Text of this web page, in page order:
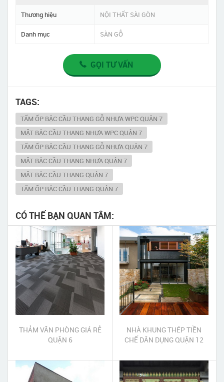
Thương hiệu NỘI THẤT SÀI GÒN
Danh mục SÀN GỖ
GỌI TƯ VẤN
TAGS:
TẤM ỐP BẬC CẦU THANG GỖ NHỰA WPC QUẬN 7
MẶT BẬC CẦU THANG NHỰA WPC QUẬN 7
TẤM ỐP BẬC CẦU THANG GỖ NHỰA QUẬN 7
MẶT BẬC CẦU THANG NHỰA QUẬN 7
MẶT BẬC CẦU THANG QUẬN 7
TẤM ỐP BẬC CẦU THANG QUẬN 7
CÓ THỂ BẠN QUAN TÂM:
THẢM VĂN PHÒNG GIÁ RẺ
QUẬN 6
NHÀ KHUNG THÉP TIỀN
CHẾ DÂN DỤNG QUẬN 12